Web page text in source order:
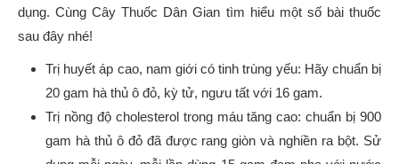
dụng. Cùng Cây Thuốc Dân Gian tìm hiểu một số bài thuốc
sau đây nhé!
Trị huyết áp cao, nam giới có tinh trùng yếu: Hãy chuẩn bị
20 gam hà thủ ô đỏ, kỳ tử, ngưu tất với 16 gam.
Trị nồng độ cholesterol trong máu tăng cao: chuẩn bị 900
gam hà thủ ô đỏ đã được rang giòn và nghiền ra bột. Sử